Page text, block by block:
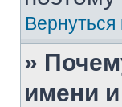
Вернуться
»
имени